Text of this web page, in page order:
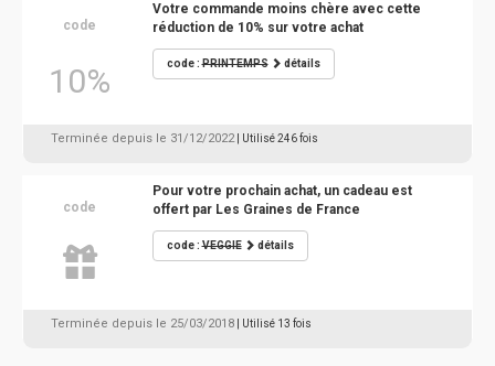
code
10%
Votre commande moins chère avec cette
réduction de 10% sur votre achat
code :PRINTEMPS détails
Terminée depuis le 31/12/2022 | Utilisé 246 fois
code
Pour votre prochain achat, un cadeau est
offert par Les Graines de France
code :VEGGIE détails
Terminée depuis le 25/03/2018 | Utilisé 13 fois